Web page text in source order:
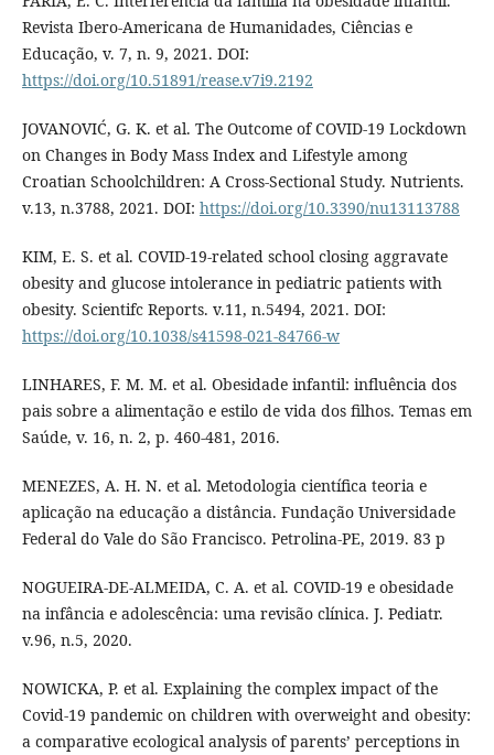
Revista Ibero-Americana de Humanidades, Ciências e
Educação, v. 7, n. 9, 2021. DOI:
https://doi.org/10.51891/rease.v7i9.2192
JOVANOVIĆ, G. K. et al. The Outcome of COVID-19 Lockdown
on Changes in Body Mass Index and Lifestyle among
Croatian Schoolchildren: A Cross-Sectional Study. Nutrients.
v.13, n.3788, 2021. DOI: https://doi.org/10.3390/nu13113788
KIM, E. S. et al. COVID-19-related school closing aggravate
obesity and glucose intolerance in pediatric patients with
obesity. Scientifc Reports. v.11, n.5494, 2021. DOI:
https://doi.org/10.1038/s41598-021-84766-w
LINHARES, F. M. M. et al. Obesidade infantil: influência dos
pais sobre a alimentação e estilo de vida dos filhos. Temas em
Saúde, v. 16, n. 2, p. 460-481, 2016.
MENEZES, A. H. N. et al. Metodologia científica teoria e
aplicação na educação a distância. Fundação Universidade
Federal do Vale do São Francisco. Petrolina-PE, 2019. 83 p
NOGUEIRA-DE-ALMEIDA, C. A. et al. COVID-19 e obesidade
na infância e adolescência: uma revisão clínica. J. Pediatr.
v.96, n.5, 2020.
NOWICKA, P. et al. Explaining the complex impact of the
Covid-19 pandemic on children with overweight and obesity:
a comparative ecological analysis of parents’ perceptions in